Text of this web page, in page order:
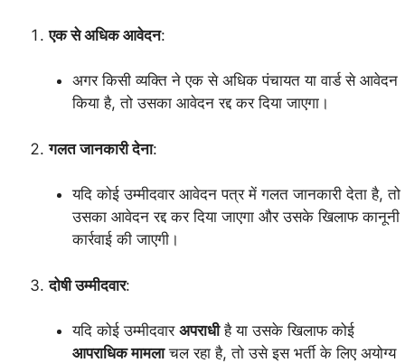
एक से अधिक आवेदन:
अगर किसी व्यक्ति ने एक से अधिक पंचायत या वार्ड से आवेदन
किया है, तो उसका आवेदन रद्द कर दिया जाएगा।
गलत जानकारी देना:
यदि कोई उम्मीदवार आवेदन पत्र में गलत जानकारी देता है, तो
उसका आवेदन रद्द कर दिया जाएगा और उसके खिलाफ कानूनी
कार्रवाई की जाएगी।
दोषी उम्मीदवार:
यदि कोई उम्मीदवार अपराधीहै या उसके खिलाफ कोई
आपराधिक मामलाचल रहा है, तो उसे इस भर्ती के लिए अयोग्य